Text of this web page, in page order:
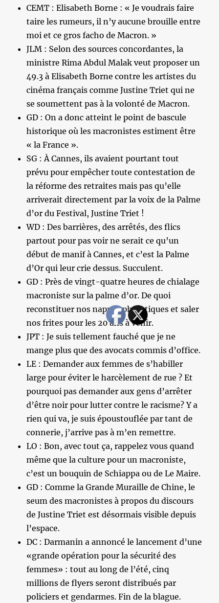
CEMT : Elisabeth Borne : « Je voudrais faire
taire les rumeurs, il n’y aucune brouille entre
moi et ce gros facho de Macron. »
JLM : Selon des sources concordantes, la
ministre Rima Abdul Malak veut proposer un
49.3 à Elisabeth Borne contre les artistes du
cinéma français comme Justine Triet qui ne
se soumettent pas à la volonté de Macron.
GD : On a donc atteint le point de bascule
historique où les macronistes estiment être
« la France ».
SG : À Cannes, ils avaient pourtant tout
prévu pour empêcher toute contestation de
la réforme des retraites mais pas qu’elle
arriverait directement par la voix de la Palme
d’or du Festival, Justine Triet !
WD : Des barrières, des arrêtés, des flics
partout pour pas voir ne serait ce qu’un
début de manif à Cannes, et c’est la Palme
d’Or qui leur crie dessus. Succulent.
GD : Près de vingt-quatre heures de chialage
macroniste sur la palme d’or. De quoi
reconstituer nos nappes phréatiques et saler
nos frites pour les 20 ans à venir.
JPT : Je suis tellement fauché que je ne
mange plus que des avocats commis d’office.
LE : Demander aux femmes de s’habiller
large pour éviter le harcèlement de rue ? Et
pourquoi pas demander aux gens d’arrêter
d’être noir pour lutter contre le racisme? Y a
rien qui va, je suis époustouflée par tant de
connerie, j’arrive pas à m’en remettre.
LO : Bon, avec tout ça, rappelez vous quand
même que la culture pour un macroniste,
c’est un bouquin de Schiappa ou de Le Maire.
GD : Comme la Grande Muraille de Chine, le
seum des macronistes à propos du discours
de Justine Triet est désormais visible depuis
l’espace.
DC : Darmanin a annoncé le lancement d’une
«grande opération pour la sécurité des
femmes» : tout au long de l’été, cinq
millions de flyers seront distribués par
policiers et gendarmes. Fin de la blague.